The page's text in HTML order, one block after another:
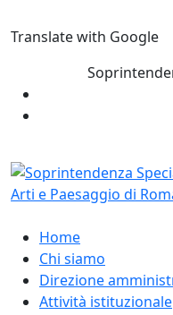
SkipTranslate with Google
Home
Chi siamo
Direzione
Attività istituzionale